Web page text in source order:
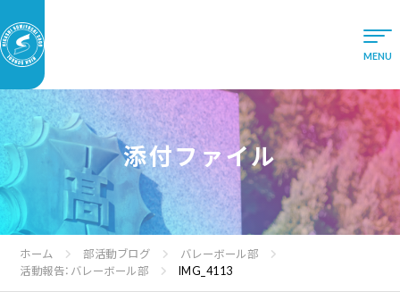
添付ファイル
ホーム 部活動ブログ
バレーボール部
活動報告：バレーボール部
IMG_4113